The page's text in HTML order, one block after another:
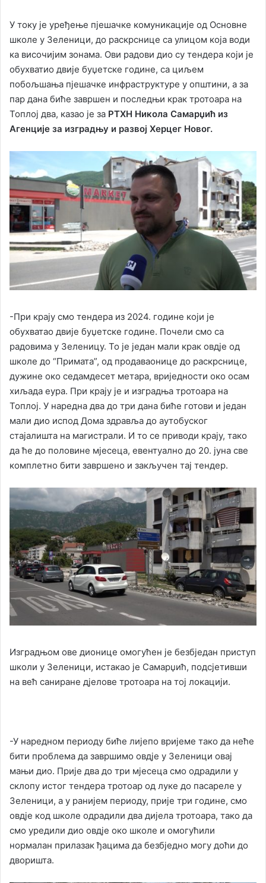
У току је уређење пјешачке комуникације од Основне
школе у Зеленици, до раскрснице са улицом која води
ка височијим зонама. Ови радови дио су тендера који је
обухватио двије буџетске године, са циљем
побољшања пјешачке инфраструктуре у општини, а за
пар дана биће завршен и последњи крак тротоара на
Топлој два, казао је за РТХН Никола Самарџић из
Агенције за изградњу и развој Херцег Новог.
-При крају смо тендера из 2024. године који је
обухватао двије буџетске године. Почели смо са
радовима у Зеленицу. То је један мали крак овдје од
школе до “Примата”, од продаваонице до раскрснице,
дужине око седамдесет метара, вриједности око осам
хиљада еура. При крају је и изградња тротоара на
Топлој. У наредна два до три дана биће готови и један
мали дио испод Дома здравља до аутобуског
стајалишта на магистрали. И то се приводи крају, тако
да ће до половине мјесеца, евентуално до 20. јуна све
комплетно бити завршено и закључен тај тендер.
Изградњом ове дионице омогућен је безбједан приступ
школи у Зеленици, истакао је Самарџић, подсјетивши
на већ саниране дјелове тротоара на тој локацији.
-У наредном периоду биће лијепо вријеме тако да неће
бити проблема да завршимо овдје у Зеленици овај
мањи дио. Прије два до три мјесеца смо одрадили у
склопу истог тендера тротоар од луке до пасареле у
Зеленици, а у ранијем периоду, прије три године, смо
овдје код школе одрадили два дијела тротоара, тако да
смо уредили дио овдје око школе и омогућили
нормалан прилазак ђацима да безбједно могу доћи до
дворишта.